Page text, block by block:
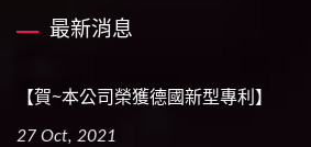
最新消息
【賀~本公司榮獲德國新型專利】
27 Oct, 2021